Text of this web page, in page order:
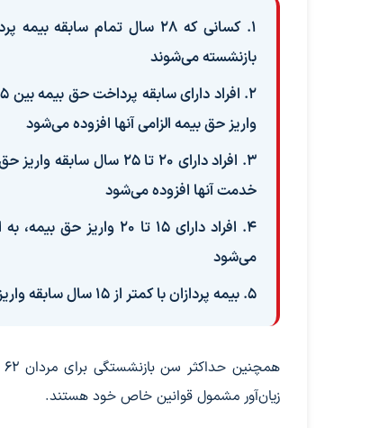
بازنشسته می‌شوند
واریز حق بیمه الزامی آنها افزوده می‌شود
خدمت آنها افزوده می‌شود
می‌شود
۵. بیمه پردازان با کمتر از ۱۵ سال سابقه واریز خدمت، ۵ سال به سوابق خدمت آنها افزوده می‌شود
زیان‌آور مشمول قوانین خاص خود هستند.